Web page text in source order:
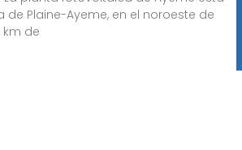
de Plaine-Ayeme, en el noroeste de
km de